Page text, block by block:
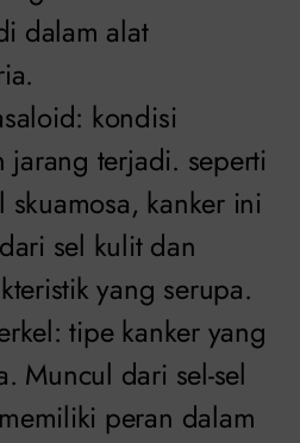
dalam alat
kondisi
jarang terjadi. seperti
skuamosa, kanker ini
sel kulit dan
yang serupa.
tipe kanker yang
Muncul dari sel-sel
peran dalam